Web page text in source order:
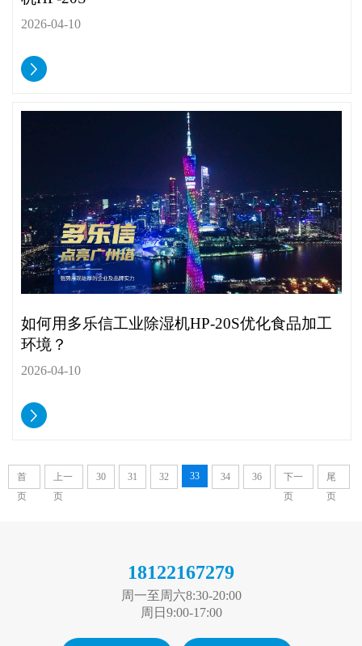
2026-04-10
如何用多乐信工业除湿机HP-20S优化食品加工
环境？
2026-04-10
首
页
上一
页
30 31 32 33 34 36
下一
页
尾
页
18122167279
周一至周六8:30-20:00
周日9:00-17:00